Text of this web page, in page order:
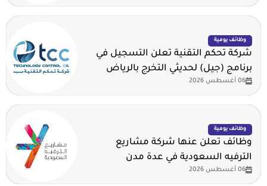
وظائف يومية
شركة تحكم التقنية تعلن التسجيل في
برنامج (جيل) لحديثي التخرج بالرياض
06 أغسطس 2026
وظائف يومية
وظائف تعلن عنها شركة مشاريع
الترفيه السعودية في عدة مدن
06 أغسطس 2026